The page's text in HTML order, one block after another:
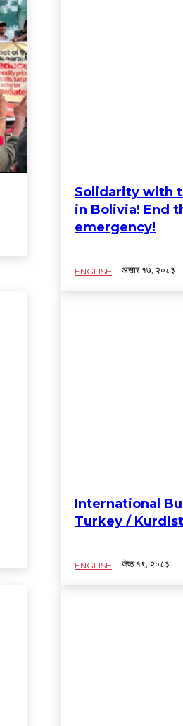
Solidarity with
in Bolivia! End
emergency!
ENGLISH असार १७, २०८३
International
Turkey /
ENGLISH जेष्ठ १९, २०८३